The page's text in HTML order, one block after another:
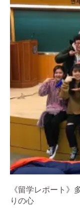
《留学レポート
りの心